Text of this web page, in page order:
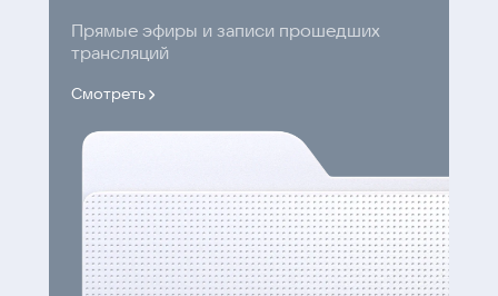
Прямые эфиры и записи прошедших
трансляций
Смотреть